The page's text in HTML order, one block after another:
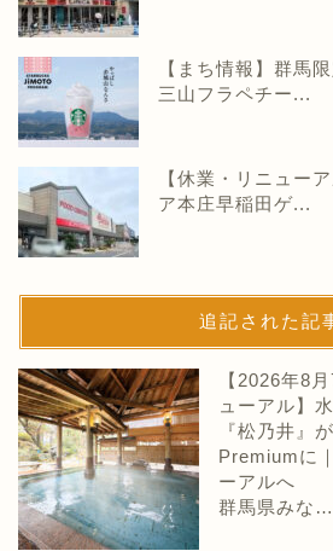
【まち情報】群馬
三山フラペチー...
【休業・リニュー
ア本庄早稲田ゲ...
追記された記
【2026年8
ューアル】
『松乃井』
Premiumに
ーアルへ
群馬県みな…